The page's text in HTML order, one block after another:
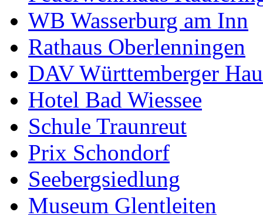
WB Wasserburg am Inn
Rathaus Oberlenningen
DAV Württemberger
Hotel Bad Wiessee
Schule Traunreut
Prix Schondorf
Seebergsiedlung
Museum Glentleiten